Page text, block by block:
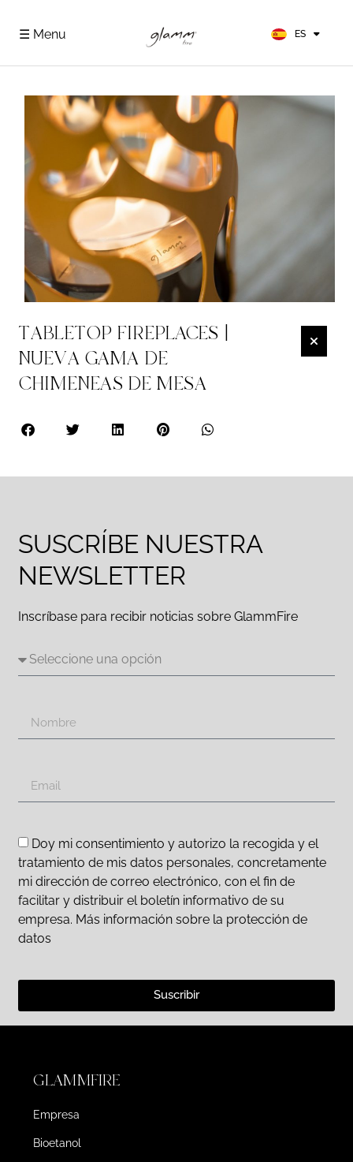
☰ Menu ES
DE
TABLETOP FIREPLACES |
NUEVA GAMA DE
CHIMENEAS DE MESA
SUSCRÍBE NUESTRA
NEWSLETTER
Inscríbase para recibir noticias sobre GlammFire
Doy mi consentimiento y autorizo la recogida y el
tratamiento de mis datos personales, concretamente
mi dirección de correo electrónico, con el fin de
facilitar y distribuir el boletín informativo de su
empresa. Más información sobre la protección de
datos
Suscribir
GLAMMFIRE
Empresa
Bioetanol